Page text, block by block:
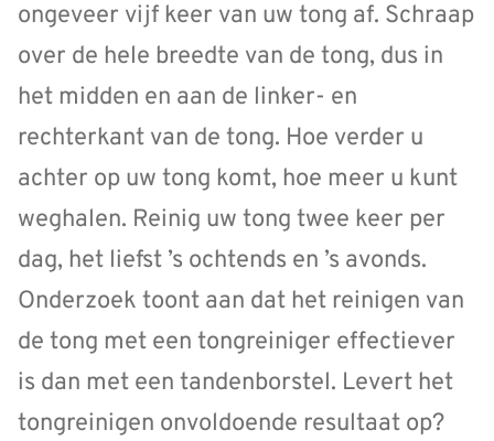
ongeveer vijf keer van uw tong af. Schraap
over de hele breedte van de tong, dus in
het midden en aan de linker- en
rechterkant van de tong. Hoe verder u
achter op uw tong komt, hoe meer u kunt
weghalen. Reinig uw tong twee keer per
dag, het liefst ’s ochtends en ’s avonds.
Onderzoek toont aan dat het reinigen van
de tong met een tongreiniger effectiever
is dan met een tandenborstel. Levert het
tongreinigen onvoldoende resultaat op?